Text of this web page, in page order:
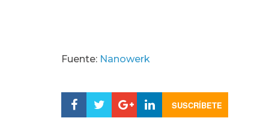
Fuente: Nanowerk
SUSCRÍBETE